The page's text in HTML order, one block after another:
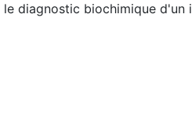
diagnostic biochimique